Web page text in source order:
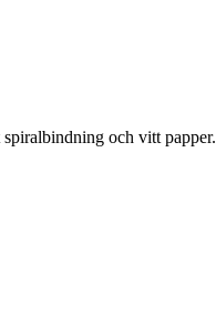
och vitt papper.